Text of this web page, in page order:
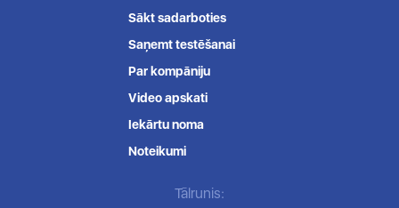
Sākt sadarboties
Saņemt testēšanai
Par kompāniju
Video apskati
Iekārtu noma
Noteikumi
Tālrunis: